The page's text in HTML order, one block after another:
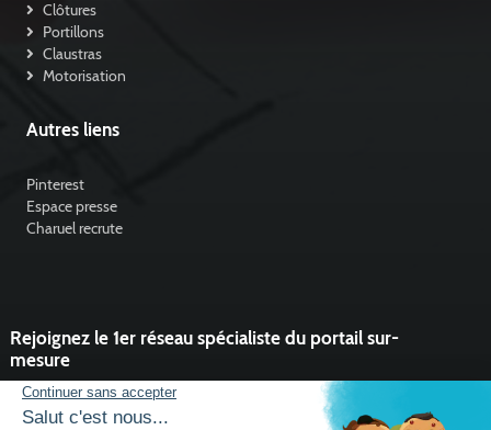
Clôtures
Portillons
Claustras
Motorisation
Autres liens
Pinterest
Espace presse
Charuel recrute
Rejoignez le 1er réseau spécialiste du portail sur-
mesure
Vous souhaitez développer l'activité portail de votre entreprise ?